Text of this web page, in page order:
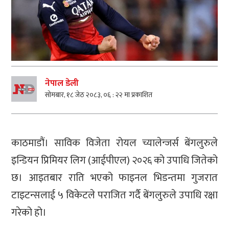
नेपाल डेली
सोमबार, १८ जेठ २०८३, ०६ : २२ मा प्रकाशित
काठमाडौं। साविक विजेता रोयल च्यालेन्जर्स बेंगलुरुले
इन्डियन प्रिमियर लिग (आईपीएल) २०२६ को उपाधि जितेको
छ। आइतबार राति भएको फाइनल भिडन्तमा गुजरात
टाइटन्सलाई ५ विकेटले पराजित गर्दै बेंगलुरुले उपाधि रक्षा
गरेको हो।